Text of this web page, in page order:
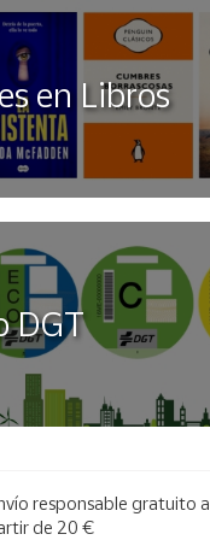
en Libros
DGT
responsable gratuito a
de 20 €